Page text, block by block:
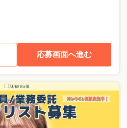
応募画面へ進む